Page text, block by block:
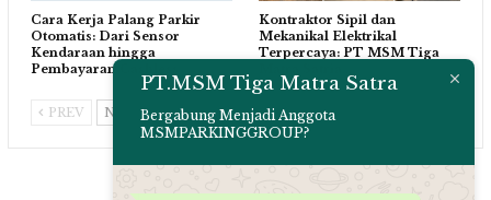
Cara Kerja Palang Parkir
Otomatis: Dari Sensor
Kendaraan hingga
Pembayaran Cashless
Kontraktor Sipil dan
Mekanikal Elektrikal
Terpercaya: PT MSM Tiga
PREV NEXT
PT.MSM Tiga Matra Satra
Bergabung Menjadi Anggota
MSMPARKINGGROUP?